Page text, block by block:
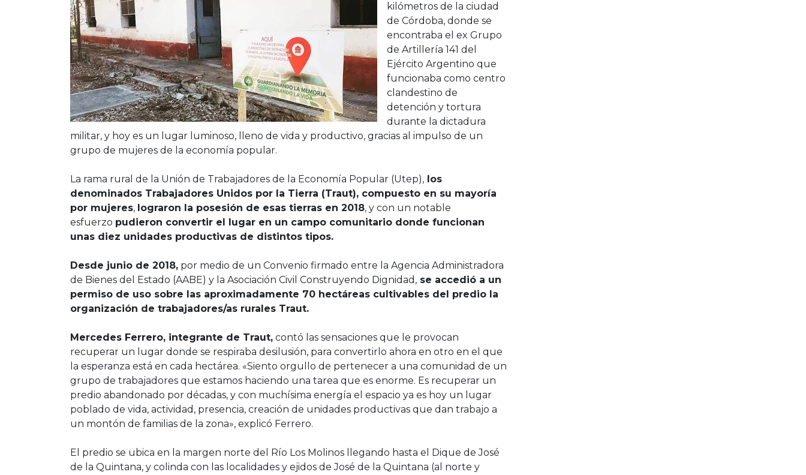
kilómetros de la ciudad
de Córdoba, donde se
encontraba el ex Grupo
de Artillería 141 del
Ejército Argentino que
funcionaba como centro
clandestino de
detención y tortura
durante la dictadura
militar, y hoy es un lugar luminoso, lleno de vida y productivo, gracias al impulso de un
grupo de mujeres de la economía popular.
La rama rural de la Unión de Trabajadores de la Economía Popular (Utep), los
denominados Trabajadores Unidos por la Tierra (Traut), compuesto en su mayoría
por mujeres, lograron la posesión de esas tierras en 2018, y con un notable
esfuerzo pudieron convertir el lugar en un campo comunitario donde funcionan
unas diez unidades productivas de distintos tipos.
Desde junio de 2018, por medio de un Convenio firmado entre la Agencia Administradora
de Bienes del Estado (AABE) y la Asociación Civil Construyendo Dignidad, se accedió a un
permiso de uso sobre las aproximadamente 70 hectáreas cultivables del predio la
organización de trabajadores/as rurales Traut.
Mercedes Ferrero, integrante de Traut, contó las sensaciones que le provocan
recuperar un lugar donde se respiraba desilusión, para convertirlo ahora en otro en el que
la esperanza está en cada hectárea. «Siento orgullo de pertenecer a una comunidad de un
grupo de trabajadores que estamos haciendo una tarea que es enorme. Es recuperar un
predio abandonado por décadas, y con muchísima energía el espacio ya es hoy un lugar
poblado de vida, actividad, presencia, creación de unidades productivas que dan trabajo a
un montón de familias de la zona», explicó Ferrero.
El predio se ubica en la margen norte del Río Los Molinos llegando hasta el Dique de José
de la Quintana, y colinda con las localidades y ejidos de José de la Quintana (al norte y